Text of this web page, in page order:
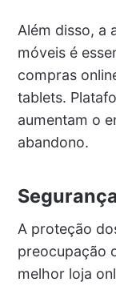
Além disso, a
móveis é
compras
tablets.
aumentam o
abandono.
A proteção
preocupação
melhor loja